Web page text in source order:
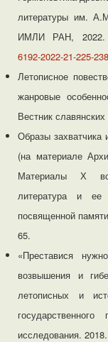
литературы им.
ИМЛИ РАН, 2022.
6192-2022-21-225-238
Летописное
жанровые
Вестник
Образы захватчика
(на материале
Материалы Х
литература и ее
посвященной
65.
«Преставися
возвышения и
летописных и
государственного
исследования.